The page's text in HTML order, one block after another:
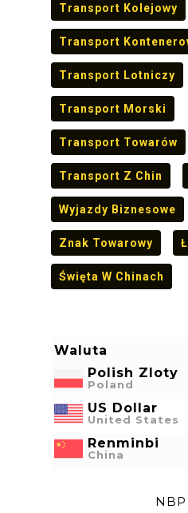
Transport Kolejowy
Transport
Transport Lotniczy
Transport Morski
Transport Towarów
Transport Z Chin
Wyjazdy Biznesowe
Znak Towarowy
Święta W Chinach
Waluta
Polish Zloty
Poland
US Dollar
United States
Renminbi
China
NBP